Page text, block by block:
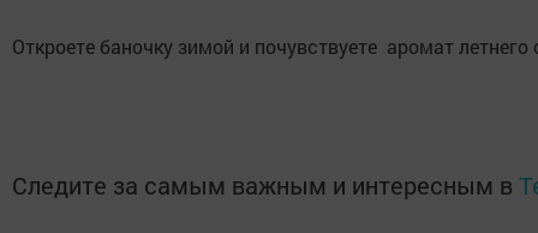
Откроете баночку зимой и почувствуете аромат
Следите за самым важным и интересным в